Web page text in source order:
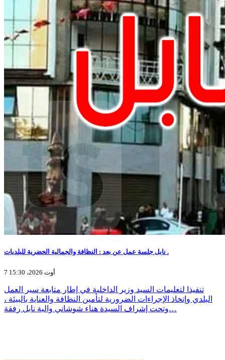
نابل جلسة عمل عن بعد : النظافة والجمالية الحضرية للبلديات .
7 أوت 2026، 15:30
تنفيذا لتعليمات السيد وزير الداخلية في إطار متابعة سير العمل
البلدي وإتخاذ الإجراءات الضرورية لتأمين النظافة والعناية بالبيئة ،
وتحت إشراف السيدة هناء شوشاني والية نابل رفقة…